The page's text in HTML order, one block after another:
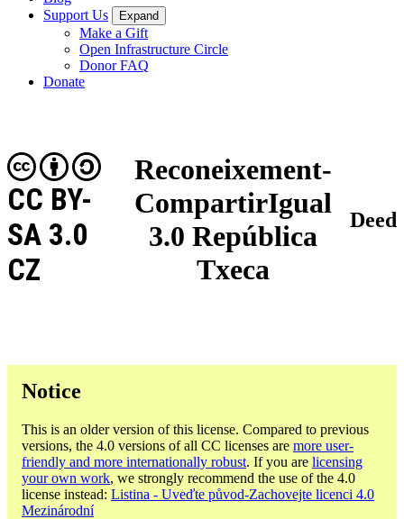
Support Us
Expand
Make a Gift
Open Infrastructure Circle
Donor FAQ
Donate
Reconeixement-
CompartirIgual
3.0 República
Txeca
CC BY-
SA 3.0
CZ
Deed
Notice
This is an older version of this license. Compared to previous
versions, the 4.0 versions of all CC licenses are more user-
friendly and more internationally robust. If you are licensing
your own work, we strongly recommend the use of the 4.0
license instead: Listina - Uveďte původ-Zachovejte licenci 4.0
Mezinárodní